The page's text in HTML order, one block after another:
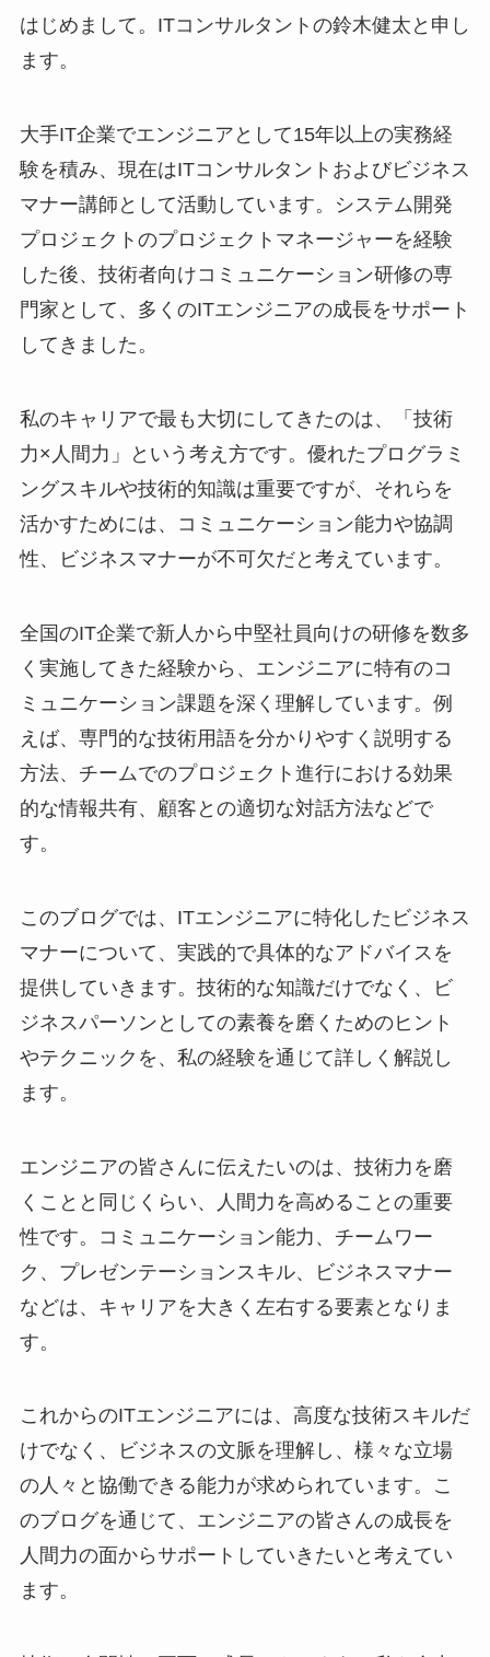
はじめまして。ITコンサルタントの鈴木健太と申し
ます。
大手IT企業でエンジニアとして15年以上の実務経
験を積み、現在はITコンサルタントおよびビジネス
マナー講師として活動しています。システム開発
プロジェクトのプロジェクトマネージャーを経験
した後、技術者向けコミュニケーション研修の専
門家として、多くのITエンジニアの成長をサポート
してきました。
私のキャリアで最も大切にしてきたのは、「技術
力×人間力」という考え方です。優れたプログラミ
ングスキルや技術的知識は重要ですが、それらを
活かすためには、コミュニケーション能力や協調
性、ビジネスマナーが不可欠だと考えています。
全国のIT企業で新人から中堅社員向けの研修を数多
く実施してきた経験から、エンジニアに特有のコ
ミュニケーション課題を深く理解しています。例
えば、専門的な技術用語を分かりやすく説明する
方法、チームでのプロジェクト進行における効果
的な情報共有、顧客との適切な対話方法などで
す。
このブログでは、ITエンジニアに特化したビジネス
マナーについて、実践的で具体的なアドバイスを
提供していきます。技術的な知識だけでなく、ビ
ジネスパーソンとしての素養を磨くためのヒント
やテクニックを、私の経験を通じて詳しく解説し
ます。
エンジニアの皆さんに伝えたいのは、技術力を磨
くことと同じくらい、人間力を高めることの重要
性です。コミュニケーション能力、チームワー
ク、プレゼンテーションスキル、ビジネスマナー
などは、キャリアを大きく左右する要素となりま
す。
これからのITエンジニアには、高度な技術スキルだ
けでなく、ビジネスの文脈を理解し、様々な立場
の人々と協働できる能力が求められています。こ
のブログを通じて、エンジニアの皆さんの成長を
人間力の面からサポートしていきたいと考えてい
ます。